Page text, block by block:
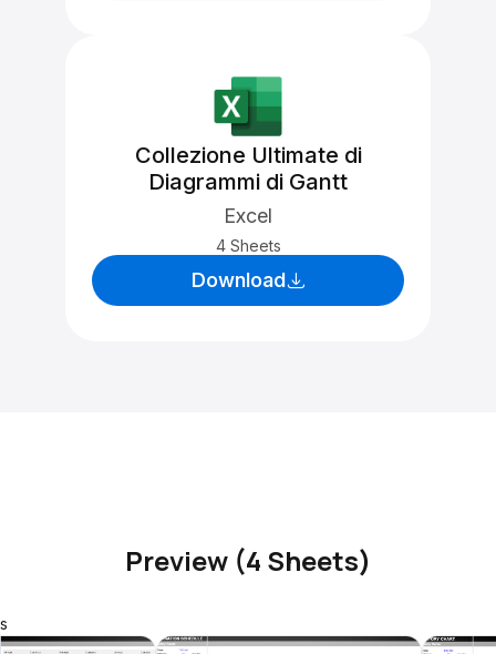
Collezione Ultimate di
Diagrammi di Gantt
Excel
4 Sheets
Download
Preview (4 Sheets)
s